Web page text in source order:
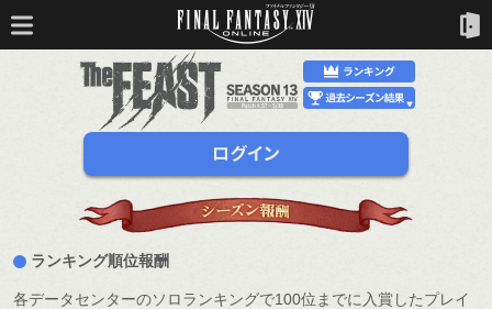
ランキング順位報酬
各データセンターのソロランキングで100位までに入賞したプレイ